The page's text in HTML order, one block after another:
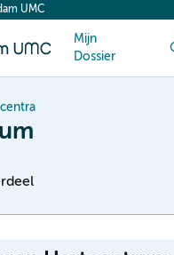
UMC
Mijn
Dossier